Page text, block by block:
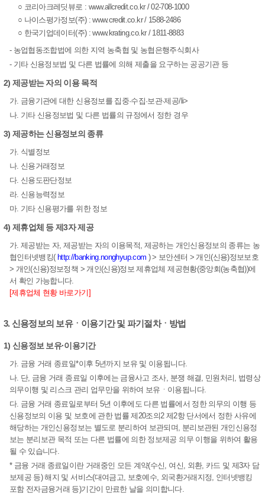
○ 코리아크레딧뷰로 : www.allcredit.co.kr / 02-708-1000
○ 나이스평가정보(주) : www.credit.co.kr / 1588-2486
○ 한국기업데이터(주) : www.krating.co.kr / 1811-8883
- 농업협동조합법에 의한 지역 농축협 및 농협은행주식회사
- 기타 신용정보법 및 다른 법률에 의해 제출을 요구하는 공공기관 등
2) 제공받는 자의 이용 목적
가. 금융기관에 대한 신용정보를 집중·수집·보관·제공/li>
나. 기타 신용정보법 및 다른 법률의 규정에서 정한 경우
3) 제공하는 신용정보의 종류
가. 식별정보
나. 신용거래정보
다. 신용도판단정보
라. 신용능력정보
마. 기타 신용평가를 위한 정보
4) 제휴업체 등 제3자 제공
가. 제공받는 자, 제공받는 자의 이용목적, 제공하는 개인신용정보의 종류는 농
협인터넷뱅킹( http://banking.nonghyup.com ) > 보안센터 > 개인(신용)정보보호
> 개인(신용)정보정책 > 개인(신용)정보 제휴업체 제공현황(중앙회(농축협))에
서 확인 가능합니다.
[제휴업체 현황 바로가기]
3. 신용정보의 보유ㆍ이용기간 및 파기절차ㆍ방법
1) 신용정보 보유·이용기간
가. 금융 거래 종료일*이후 5년까지 보유 및 이용됩니다.
나. 단, 금융 거래 종료일 이후에는 금융사고 조사, 분쟁 해결, 민원처리, 법령상
의무이행 및 리스크 관리 업무만을 위하여 보유ㆍ이용됩니다.
다. 금융 거래 종료일로부터 5년 이후에도 다른 법률에서 정한 의무의 이행 등
신용정보의 이용 및 보호에 관한 법률 제20조의2 제2항 단서에서 정한 사유에
해당하는 개인신용정보는 별도로 분리하여 보관되며, 분리보관된 개인신용정
보는 분리보관 목적 또는 다른 법률에 의한 정보제공 의무 이행을 위하여 활용
될 수 있습니다.
* 금융 거래 종료일이란 거래중인 모든 계약(수신, 여신, 외환, 카드 및 제3자 담
보제공 등) 해지 및 서비스(대여금고, 보호예수, 외국환거래지정, 인터넷뱅킹
포함 전자금융거래 등)기간이 만료한 날을 의미합니다.